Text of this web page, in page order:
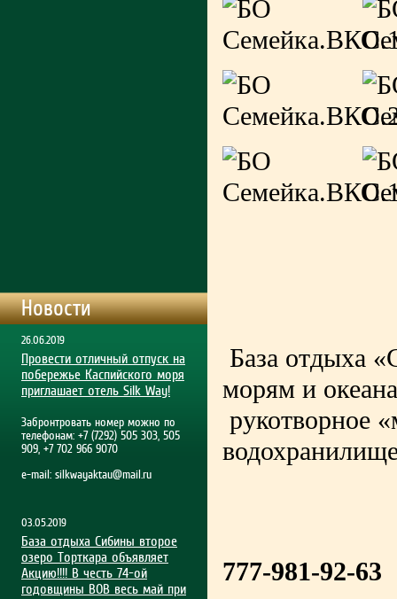
Новости
26.06.2019
Провести отличный отпуск на
побережье Каспийского моря
приглашает отель Silk Way!
Забронтровать номер можно по
телефонам: +7 (7292) 505 303, 505
909, +7 702 966 9070
e-mail: silkwayaktau@mail.ru
03.05.2019
База отдыха Сибины второе
озеро Торткара объявляет
Акцию!!!! В честь 74-ой
годовщины ВОВ весь май при
База отдыха
морям и
рукотворное
777-981-92-63